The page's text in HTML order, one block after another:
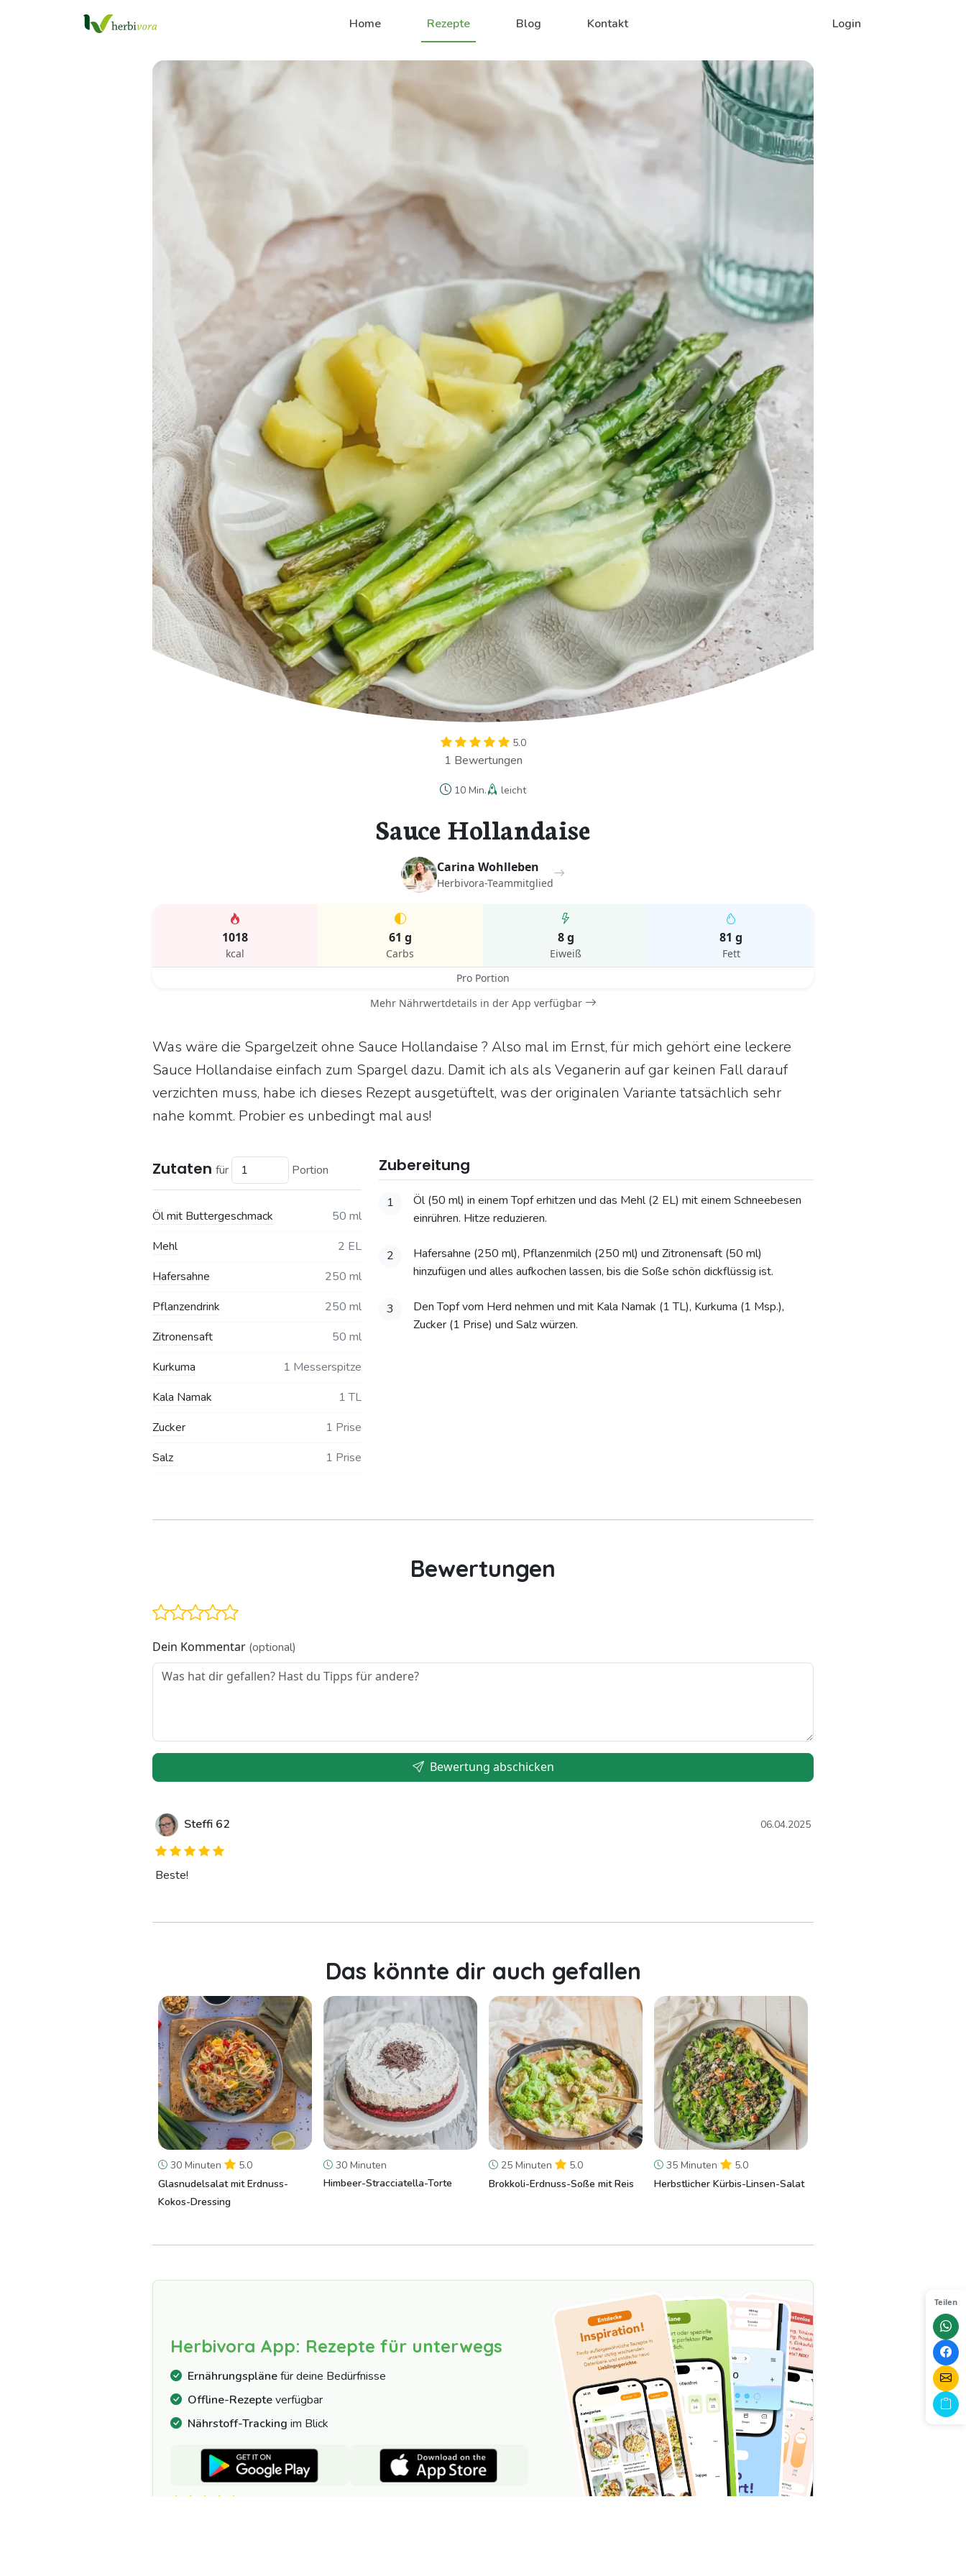
Home Rezepte Blog Kontakt Login
Teilen
5.0
1 Bewertungen
10 Min. leicht
Sauce Hollandaise
Carina Wohlleben
Herbivora-Teammitglied
1018
kcal
61 g
Carbs
8 g
Eiweiß
81 g
Fett
Pro Portion
Mehr Nährwertdetails in der App verfügbar
Was wäre die Spargelzeit ohne Sauce Hollandaise ? Also mal im Ernst, für mich gehört eine leckere
Sauce Hollandaise einfach zum Spargel dazu. Damit ich als als Veganerin auf gar keinen Fall darauf
verzichten muss, habe ich dieses Rezept ausgetüftelt, was der originalen Variante tatsächlich sehr
nahe kommt. Probier es unbedingt mal aus!
Zutaten für Portion
Öl mit Buttergeschmack
50 ml
Mehl
2 EL
Hafersahne
250 ml
Pflanzendrink
250 ml
Zitronensaft
50 ml
Kurkuma
1 Messerspitze
Kala Namak
1 TL
Zucker
1 Prise
Salz
1 Prise
Zubereitung
1
Öl (50 ml) in einem Topf erhitzen und das Mehl (2 EL) mit einem Schneebesen
einrühren. Hitze reduzieren.
2
Hafersahne (250 ml), Pflanzenmilch (250 ml) und Zitronensaft (50 ml)
hinzufügen und alles aufkochen lassen, bis die Soße schön dickflüssig ist.
3
Den Topf vom Herd nehmen und mit Kala Namak (1 TL), Kurkuma (1 Msp.),
Zucker (1 Prise) und Salz würzen.
Bewertungen
Dein Kommentar (optional)
Bewertung abschicken
Steffi 62 06.04.2025
Beste!
Das könnte dir auch gefallen
30 Minuten
5.0
Glasnudelsalat mit Erdnuss-
Kokos-Dressing
30 Minuten
Himbeer-Stracciatella-Torte
25 Minuten
5.0
Brokkoli-Erdnuss-Soße mit Reis
35 Minuten
5.0
Herbstlicher Kürbis-Linsen-Salat
Herbivora App: Rezepte für unterwegs
Ernährungsplänefür deine Bedürfnisse
Offline-Rezepteverfügbar
Nährstoff-Tracking im Blick